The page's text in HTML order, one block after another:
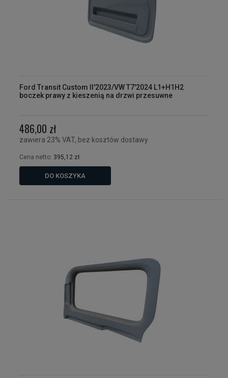
Ford Transit Custom II'2023/VW T7'2024 L1+H1H2
boczek prawy z kieszenią na drzwi przesuwne
486,00 zł
zawiera 23% VAT, bez kosztów dostawy
Cena netto: 395,12 zł
DO KOSZYKA